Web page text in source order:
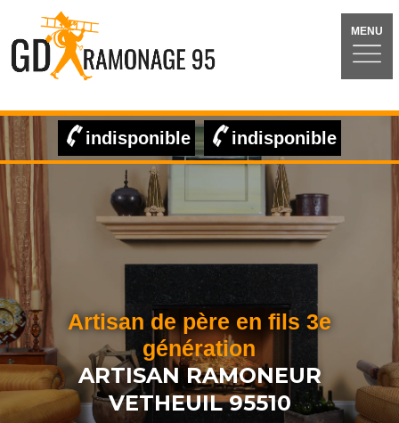
MENU
indisponible indisponible
Artisan de père en fils 3e
génération
ARTISAN RAMONEUR
VETHEUIL 95510